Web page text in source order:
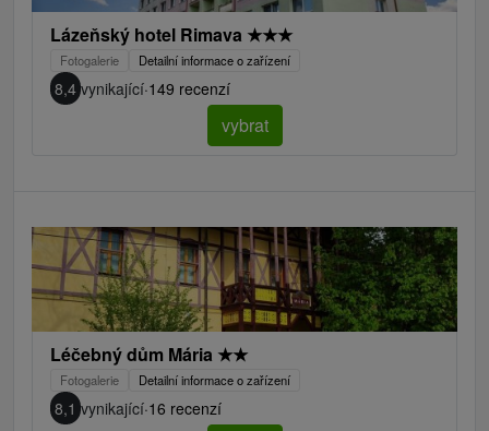
Lázeňský hotel Rimava ★★★
Fotogalerie Detailní informace o zařízení
8,4 vynikající·149 recenzí
vybrat
Léčebný dům Mária ★★
Fotogalerie Detailní informace o zařízení
8,1 vynikající·16 recenzí